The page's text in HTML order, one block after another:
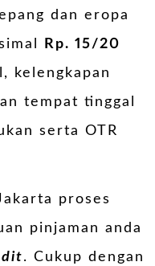
dan eropa
Rp. 15/20
kelengkapan
tempat tinggal
serta OTR
proses
pinjaman anda
. Cukup dengan